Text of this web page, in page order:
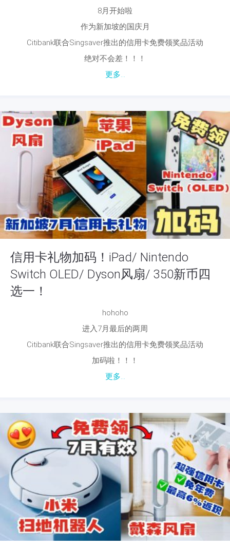
8月开始啦
作为新加坡的国庆月
Citibank联合Singsaver推出的信用卡免费领奖品活动
绝对不会差！！！
更多...
信用卡礼物加码！iPad/ Nintendo
Switch OLED/ Dyson风扇/ 350新币四
选一！
hohoho
进入7月最后的两周
Citibank联合Singsaver推出的信用卡免费领奖品活动
加码啦！！！
更多...